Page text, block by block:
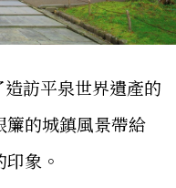
訪平泉世界遺產的
的城鎮風景帶給
象。